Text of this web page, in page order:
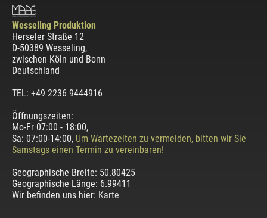
Wesseling Produktion
Herseler Straße 12
D-50389 Wesseling,
zwischen Köln und Bonn
Deutschland
TEL: +49 2236 9444916
Öffnungszeiten:
Mo-Fr 07:00 - 18:00,
Sa: 07:00-14:00, Um Wartezeiten zu vermeiden, bitten wir Sie
Samstags einen Termin zu vereinbaren!
Geographische Breite: 50.80425
Geographische Länge: 6.99411
Wir befinden uns hier: Karte